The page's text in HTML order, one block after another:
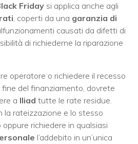
Friday si applica anche agli
, coperti da una garanzia di
causati da difetti di
di richiederne la riparazione
operatore o richiedere il recesso
fine del finanziamento, dovrete
a Iliad tutte le rate residue.
la rateizzazione e lo stesso
richiedere in qualsiasi
l’addebito in un’unica